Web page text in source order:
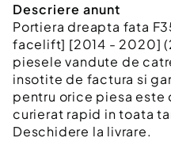
Descriere anunt
Portiera dreapta fata
facelift] [2014 - 2020]
piesele vandute de
insotite de factura si
pentru orice piesa este
curierat rapid in toata
Deschidere la livrare.